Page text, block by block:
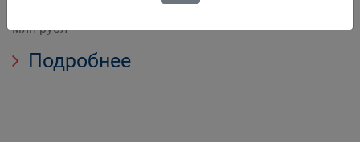
лучших проектов разделят призовой фонд суммой 5
млн рубл
Подробнее